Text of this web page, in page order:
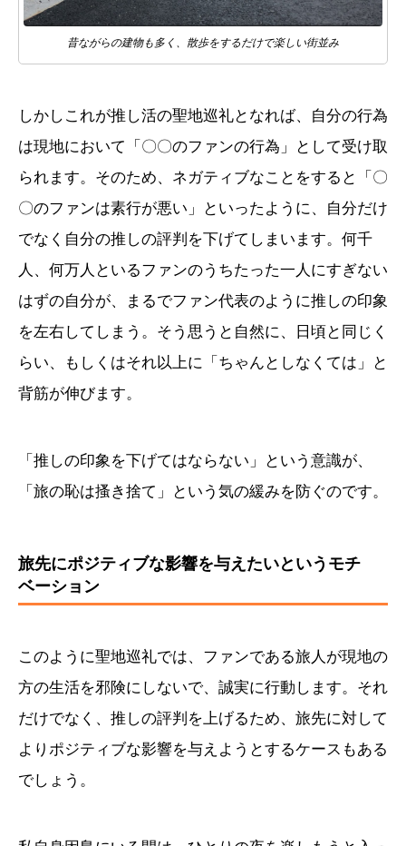
昔ながらの建物も多く、散歩をするだけで楽しい街並み
しかしこれが推し活の聖地巡礼となれば、自分の行為
は現地において「〇〇のファンの行為」として受け取
られます。そのため、ネガティブなことをすると「〇
〇のファンは素行が悪い」といったように、自分だけ
でなく自分の推しの評判を下げてしまいます。何千
人、何万人といるファンのうちたった一人にすぎない
はずの自分が、まるでファン代表のように推しの印象
を左右してしまう。そう思うと自然に、日頃と同じく
らい、もしくはそれ以上に「ちゃんとしなくては」と
背筋が伸びます。
「推しの印象を下げてはならない」という意識が、
「旅の恥は搔き捨て」という気の緩みを防ぐのです。
旅先にポジティブな影響を与えたいというモチ
ベーション
このように聖地巡礼では、ファンである旅人が現地の
方の生活を邪険にしないで、誠実に行動します。それ
だけでなく、推しの評判を上げるため、旅先に対して
よりポジティブな影響を与えようとするケースもある
でしょう。